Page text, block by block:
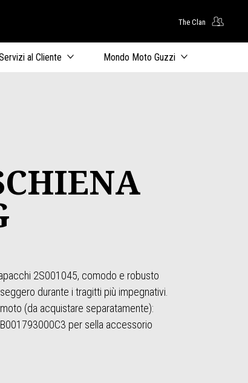
The Clan
al Cliente Mondo Moto Guzzi
2S001045, comodo e robusto
durante i tragitti più impegnativi.
(da acquistare separatamente):
per sella accessorio